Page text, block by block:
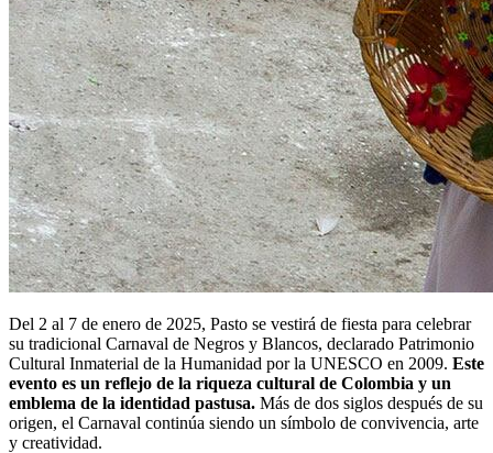
Del 2 al 7 de enero de 2025, Pasto se vestirá de fiesta para celebrar
su tradicional Carnaval de Negros y Blancos, declarado Patrimonio
Cultural Inmaterial de la Humanidad por la UNESCO en 2009. Este
evento es un reflejo de la riqueza cultural de Colombia y un
emblema de la identidad pastusa. Más de dos siglos después de su
origen, el Carnaval continúa siendo un símbolo de convivencia, arte
y creatividad.